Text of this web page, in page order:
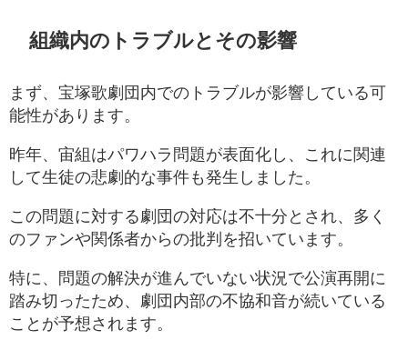
組織内のトラブルとその影響
まず、宝塚歌劇団内でのトラブルが影響している可
能性があります。
昨年、宙組はパワハラ問題が表面化し、これに関連
して生徒の悲劇的な事件も発生しました。
この問題に対する劇団の対応は不十分とされ、多く
のファンや関係者からの批判を招いています。
特に、問題の解決が進んでいない状況で公演再開に
踏み切ったため、劇団内部の不協和音が続いている
ことが予想されます。